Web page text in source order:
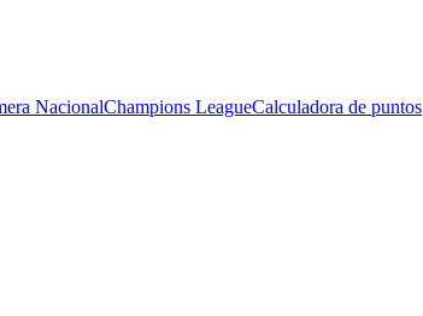
NacionalChampions LeagueCalculadora de puntos